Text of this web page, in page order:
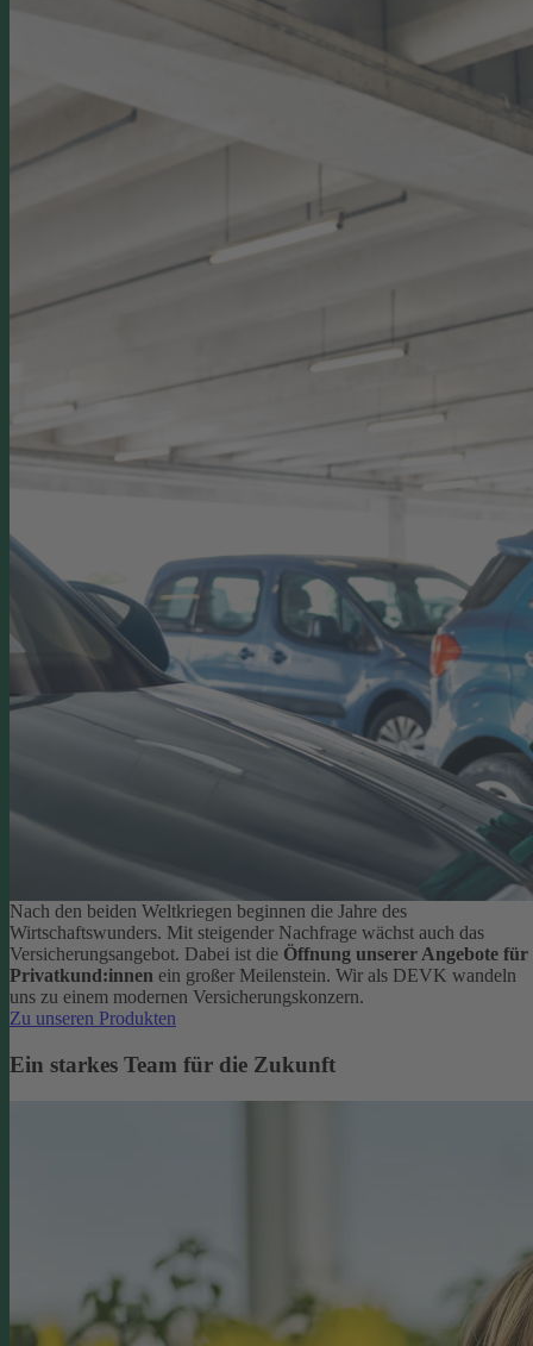
Nach den beiden Weltkriegen beginnen die Jahre des
Wirtschaftswunders. Mit steigender Nachfrage wächst auch das
Versicherungsangebot. Dabei ist die Öffnung unserer Angebote für
Privatkund:innen ein großer Meilenstein. Wir als DEVK wandeln
uns zu einem modernen Versicherungskonzern.
Zu unseren Produkten
Ein starkes Team für die Zukunft